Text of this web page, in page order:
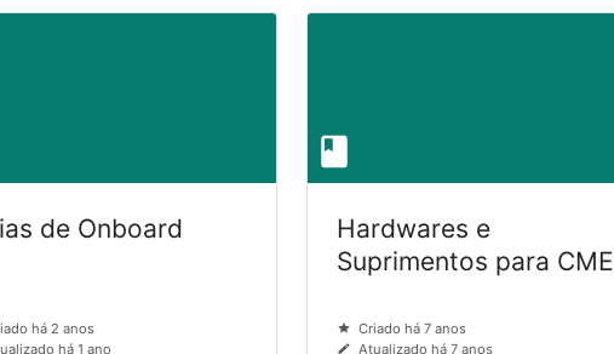
de Onboard
há 2 anos
há 1 ano
Hardwares e
Suprimentos para CME
Criado há 7 anos
Atualizado há 7 anos